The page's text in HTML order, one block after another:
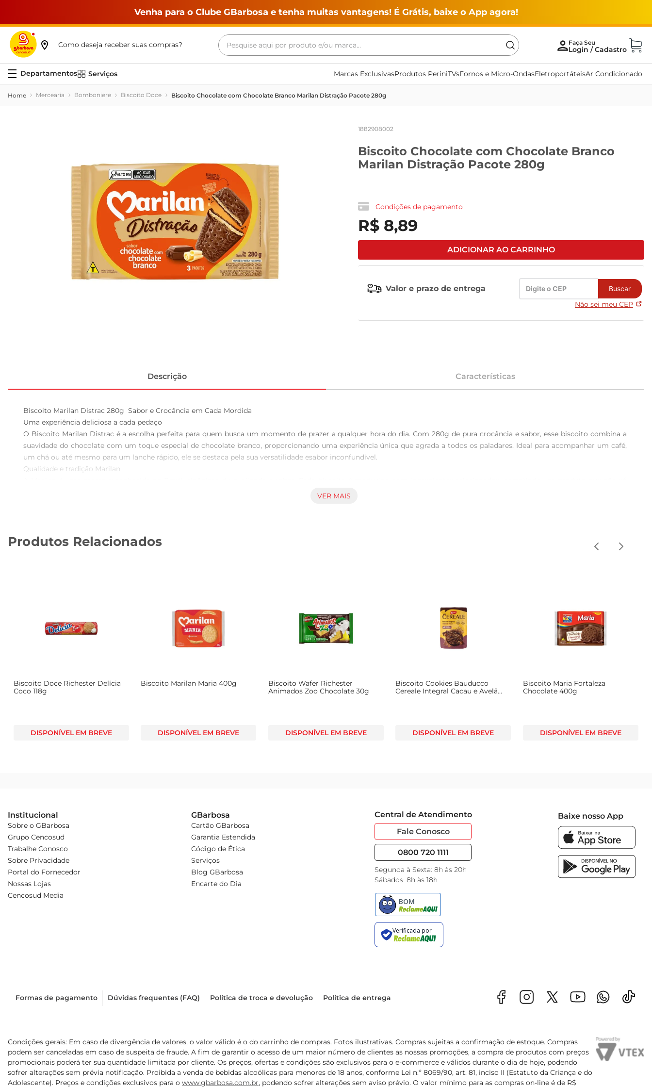
Venha para o Clube GBarbosa e tenha muitas vantagens! É Grátis, baixe o App agora!
Como deseja receber suas compras?
Pesquise aqui por produto e/ou marca...
Serviços Marcas ExclusivasProdutos PeriniTVsFornos e Micro-OndasEletroportáteisAr Condicionado
Mercearia Bomboniere Biscoito Doce Biscoito Chocolate com Chocolate Branco Marilan Distração Pacote 280g
1882908002
Biscoito Chocolate com Chocolate Branco
Marilan Distração Pacote 280g
Condições de pagamento
R$ 8,89
ADICIONAR AO CARRINHO
Valor e prazo de entrega Buscar
Não sei meu CEP
Descrição Características
Biscoito Marilan Distrac 280g  Sabor e Crocância em Cada Mordida
Uma experiência deliciosa a cada pedaço
O Biscoito Marilan Distrac é a escolha perfeita para quem busca um momento de prazer a qualquer hora do dia. Com 280g de pura crocância e sabor, esse biscoito combina a
suavidade do chocolate com um toque especial de chocolate branco, proporcionando uma experiência única que agrada a todos os paladares. Ideal para acompanhar um café,
um chá ou até mesmo para um lanche rápido, ele se destaca pela sua versatilidade esabor inconfundível.
Qualidade e tradição Marilan
satisfaz o paladar, mas também traz a tradição de uma marca que está presente na mesa dos brasileiros há décadas. O Biscoito Distrac reflete esse compromisso com a
ou simplesmente em casa, ele traz um toque de sabor que transforma qualquer ocasião em um momento especial. Além disso, sua praticidade permite que você leve para onde
O Biscoito Marilan Distrac é uma opção que se destaca não apenas pelo sabor, mas também pela sua textura crocante que derrete na boca. Com uma embalagem prática e fácil
de abrir, ele é ideal para quem busca conveniência sem abrir mão da qualidade. Aproveite cada mordida e descubra o prazer que esse biscoito pode trazer ao seu dia a dia.
VER MAIS
Produtos Relacionados
Biscoito Doce Richester Delícia
Coco 118g
DISPONÍVEL EM BREVE
Biscoito Marilan Maria 400g
DISPONÍVEL EM BREVE
Biscoito Wafer Richester
Animados Zoo Chocolate 30g
DISPONÍVEL EM BREVE
Biscoito Cookies Bauducco
Cereale Integral Cacau e Avelã
DISPONÍVEL EM BREVE
Biscoito Maria Fortaleza
Chocolate 400g
DISPONÍVEL EM BREVE
Institucional
Sobre o GBarbosa
Grupo Cencosud
Trabalhe Conosco
Sobre Privacidade
Portal do Fornecedor
Nossas Lojas
Cencosud Media
GBarbosa
Cartão GBarbosa
Garantia Estendida
Código de Ética
Serviços
Blog GBarbosa
Encarte do Dia
Central de Atendimento
Fale Conosco
0800 720 1111
Segunda à Sexta: 8h às 20h
Sábados: 8h às 18h
Baixe nosso App
Formas de pagamento Dúvidas frequentes (FAQ) Política de troca e devolução Política de entrega
Condições gerais: Em caso de divergência de valores, o valor válido é o do carrinho de compras. Fotos ilustrativas. Compras sujeitas a confirmação de estoque. Compras
podem ser canceladas em caso de suspeita de fraude. A fim de garantir o acesso de um maior número de clientes as nossas promoções, a compra de produtos com preços
promocionais poderá ter sua quantidade limitada por cliente. Os preços, ofertas e condições são exclusivos para o e-commerce e válidos durante o dia de hoje, podendo
sofrer alterações sem prévia notificação. Proibida a venda de bebidas alcoólicas para menores de 18 anos, conforme Lei n.º 8069/90, art. 81, inciso II (Estatuto da Criança e do
Adolescente). Preços e condições exclusivos para o www.gbarbosa.com.br, podendo sofrer alterações sem aviso prévio. O valor mínimo para as compras on-line é de R$
Termos mais buscados
maquina lavar
frango
leite
vinho
leite pó
tv